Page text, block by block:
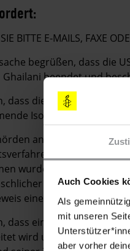
Auch Cookies
Als
mit unseren
aber vorher
BITTE E-MAILS, FAXE
begrüßen, dass die
Ghailani beendet und
dass die USA unter
Isolation der USA
an ihre
Informationen
wurden, die gegen das
oder
einer solchen
dass eine umfassende
wird und er in vollem